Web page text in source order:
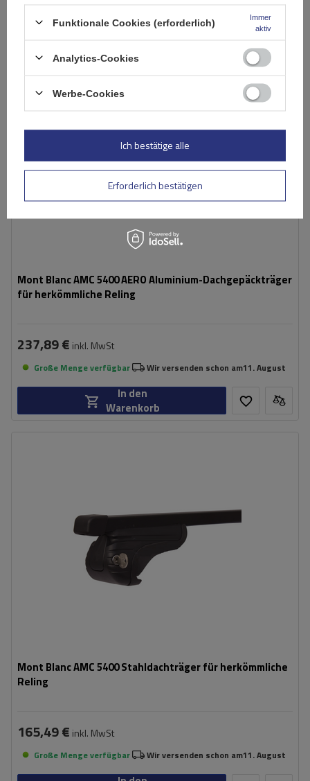
Warenkorb
Mont Blanc AMC 5400 AERO Aluminium-Dachgepäckträger
für herkömmliche Reling
237,89 € inkl. MwSt
Große Menge verfügbar Wir versenden schon am11. August
In den
Warenkorb
Mont Blanc AMC 5400 Stahldachträger für herkömmliche
Reling
165,49 € inkl. MwSt
Große Menge verfügbar Wir versenden schon am11. August
Funktionale Cookies (erforderlich)
Immer
aktiv
Analytics-Cookies
Werbe-Cookies
Erforderlich bestätigen
Ich bestätige alle